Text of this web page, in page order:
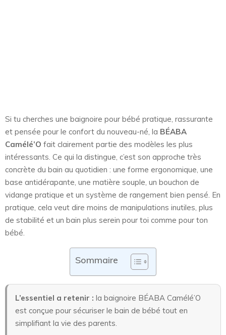
Si tu cherches une baignoire pour bébé pratique, rassurante
et pensée pour le confort du nouveau-né, la BÉABA
Camélé’O fait clairement partie des modèles les plus
intéressants. Ce qui la distingue, c’est son approche très
concrète du bain au quotidien : une forme ergonomique, une
base antidérapante, une matière souple, un bouchon de
vidange pratique et un système de rangement bien pensé. En
pratique, cela veut dire moins de manipulations inutiles, plus
de stabilité et un bain plus serein pour toi comme pour ton
bébé.
Sommaire
L’essentiel a retenir : la baignoire BÉABA Camélé’O
est conçue pour sécuriser le bain de bébé tout en
simplifiant la vie des parents.